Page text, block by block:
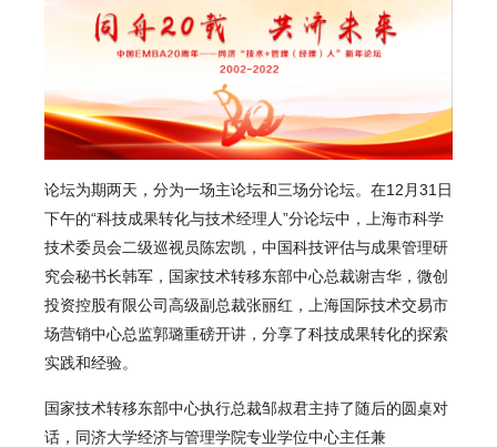
论坛为期两天，分为一场主论坛和三场分论坛。在12月31日
下午的“科技成果转化与技术经理人”分论坛中，上海市科学
技术委员会二级巡视员陈宏凯，中国科技评估与成果管理研
究会秘书长韩军，国家技术转移东部中心总裁谢吉华，微创
投资控股有限公司高级副总裁张丽红，上海国际技术交易市
场营销中心总监郭璐重磅开讲，分享了科技成果转化的探索
实践和经验。
国家技术转移东部中心执行总裁邹叔君主持了随后的圆桌对
话，同济大学经济与管理学院专业学位中心主任兼